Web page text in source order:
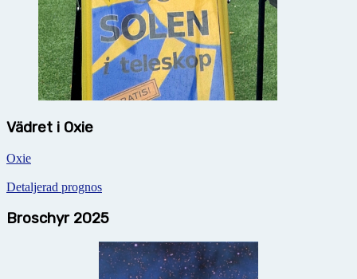
Vädret i Oxie
Oxie
Detaljerad prognos
Broschyr 2025